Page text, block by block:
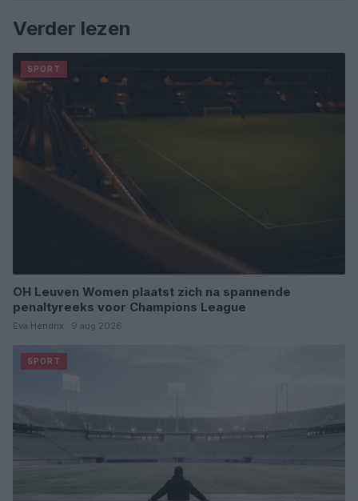
Verder lezen
SPORT
OH Leuven Women plaatst zich na spannende
penaltyreeks voor Champions League
Eva Hendrix · 9 aug 2026
SPORT